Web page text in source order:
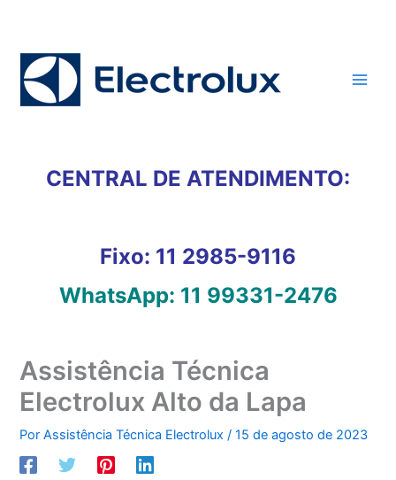
conteúdo
CENTRAL DE ATENDIMENTO:
Fixo: 11 2985-9116
WhatsApp: 11 99331-2476
Assistência Técnica
Electrolux Alto da Lapa
PorAssistência Técnica Electrolux/15 de agosto de 2023